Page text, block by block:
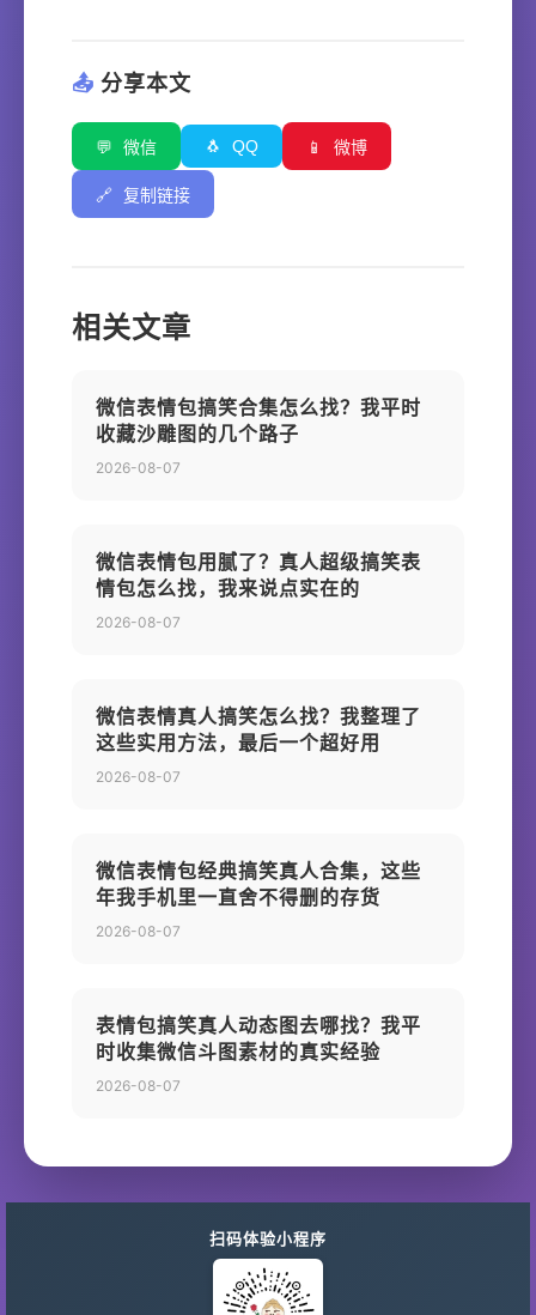
📤 分享本文
💬 微信 🐧 QQ 📱 微博
🔗 复制链接
相关文章
微信表情包搞笑合集怎么找？我平时
收藏沙雕图的几个路子
2026-08-07
微信表情包用腻了？真人超级搞笑表
情包怎么找，我来说点实在的
2026-08-07
微信表情真人搞笑怎么找？我整理了
这些实用方法，最后一个超好用
2026-08-07
微信表情包经典搞笑真人合集，这些
年我手机里一直舍不得删的存货
2026-08-07
表情包搞笑真人动态图去哪找？我平
时收集微信斗图素材的真实经验
2026-08-07
扫码体验小程序